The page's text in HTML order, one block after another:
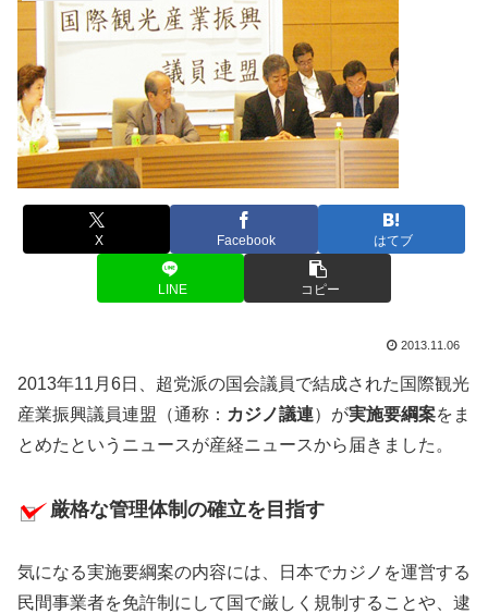
X Facebook はてブ
LINE コピー
2013.11.06
2013年11月6日、超党派の国会議員で結成された国際観光
産業振興議員連盟（通称： カジノ議連）が実施要綱案をま
とめたというニュースが産経ニュースから届きました。
厳格な管理体制の確立を目指す
気になる実施要綱案の内容には、日本でカジノを運営する
民間事業者を免許制にして国で厳しく規制することや、逮